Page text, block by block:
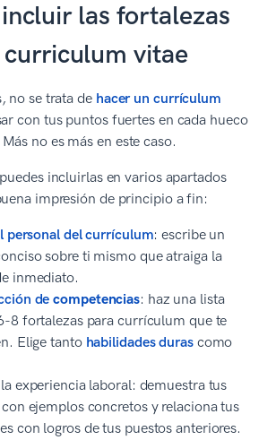
las fortalezas
vitae
no se trata de hacer un currículum
con tus puntos fuertes en cada hueco
no es más en este caso.
incluirlas en varios apartados
impresión de principio a fin:
personal del currículum: escribe un
sobre ti mismo que atraiga la
inmediato.
decompetencias: haz una lista
8 fortalezas para currículum que te
Elige tanto habilidades durascomo
experiencia laboral: demuestra tus
ejemplos concretos y relaciona tus
con logros de tus puestos anteriores.